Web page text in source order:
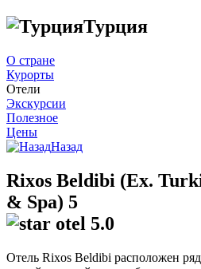
Турция
О стране
Курорты
Отели
Экскурсии
Полезное
Цены
Назад
Rixos Beldibi (Ex.
& Spa) 5
5.0
Отель Rixos Beldibi расположен